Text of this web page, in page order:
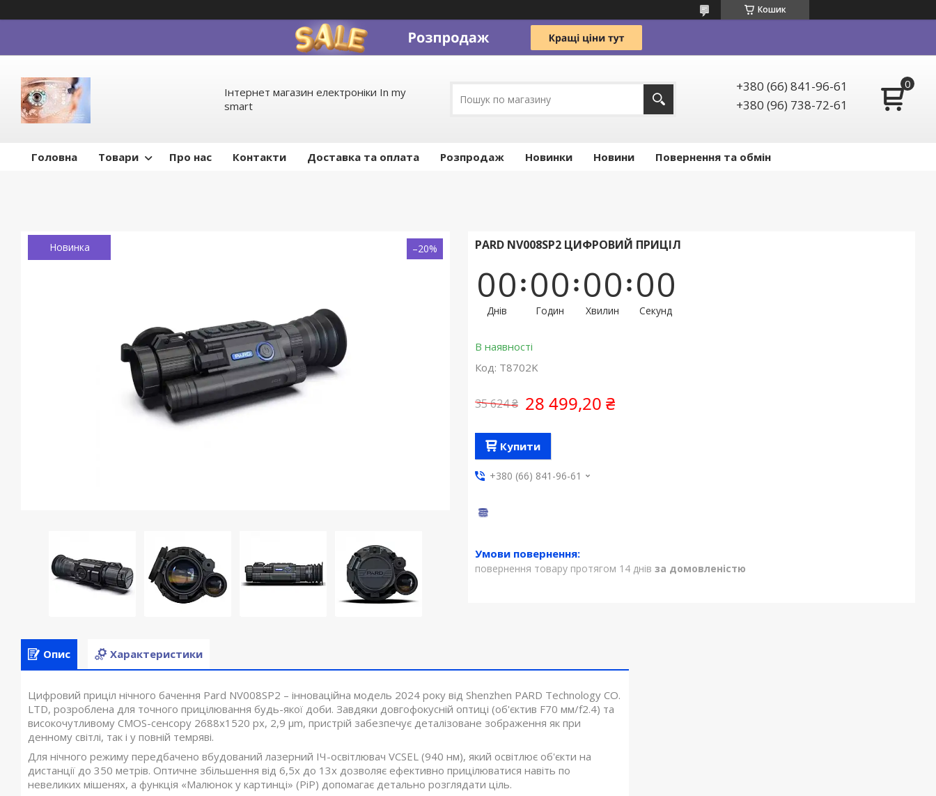
Кошик
Інтернет магазин електроніки In my
smart
+380 (66) 841-96-61
+380 (96) 738-72-61
Головна Товари Про нас Контакти Доставка та оплата Pозпродаж Новинки Новини Повернення та обмін
Новинка –20% PARD NV008SP2 ЦИФРОВИЙ ПРИЦІЛ
00
Днів
00
Годин
00
Хвилин
00
Секунд
В наявності
Код: T8702K
35 624 ₴ 28 499,20 ₴
Купити
+380 (66) 841-96-61
повернення товару протягом 14 днів за домовленістю
Опис Характеристики
Цифровий приціл нічного бачення Pard NV008SP2 – інноваційна модель 2024 року від Shenzhen PARD Technology CO.
LTD, розроблена для точного прицілювання будь-якої доби. Завдяки довгофокусній оптиці (об'єктив F70 мм/f2.4) та
високочутливому CMOS-сенсору 2688x1520 px, 2,9 µm, пристрій забезпечує деталізоване зображення як при
денному світлі, так і у повній темряві.
Для нічного режиму передбачено вбудований лазерний ІЧ-освітлювач VCSEL (940 нм), який освітлює об'єкти на
дистанції до 350 метрів. Оптичне збільшення від 6,5x до 13x дозволяє ефективно прицілюватися навіть по
невеликих мішенях, а функція «Малюнок у картинці» (PiP) допомагає детально розглядати ціль.